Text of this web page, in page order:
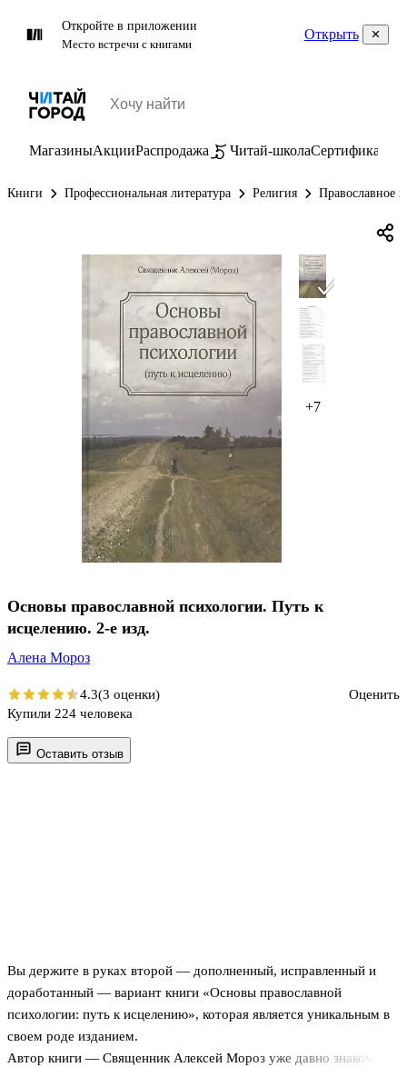
Откройте в приложении
Место встречи с книгами
Открыть
МагазиныАкцииРаспродажа Читай-школаСертификаты
Книги Профессиональная литература Религия Православное
+7
Оставить отзыв
Вы держите в руках второй — дополненный, исправленный и
доработанный — вариант книги «Основы православной
психологии: путь к исцелению», которая является уникальным в
своем роде изданием.
Автор книги — Священник Алексей Мороз уже давно знаком
Основы православной психологии. Путь к
исцелению. 2-е изд.
Алена Мороз
4.3(3 оценки)
Оценить
Купили 224 человека